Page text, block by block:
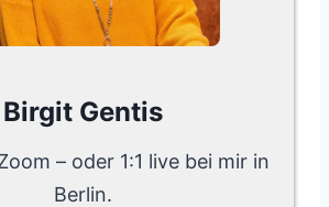
Birgit Gentis
– oder 1:1 live bei mir in
Berlin.